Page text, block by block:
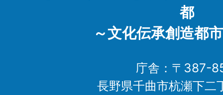
都
～文化伝承創造都
庁舎：〒387-
長野県千曲市杭瀬下二